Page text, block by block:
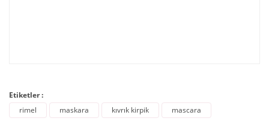
Etiketler :
rimel
maskara kıvrık kirpik mascara